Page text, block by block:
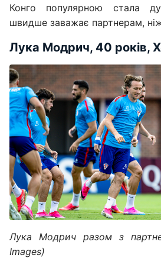
Конго популярною стала
швидше заважає партнерам,
Лука Модрич, 40 років,
Лука Модрич разом з
Images)